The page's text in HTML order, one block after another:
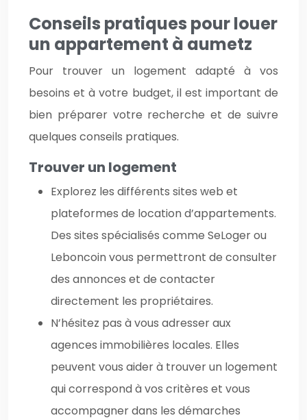
Conseils pratiques pour louer
un appartement à aumetz
Pour trouver un logement adapté à vos
besoins et à votre budget, il est important de
bien préparer votre recherche et de suivre
quelques conseils pratiques.
Trouver un logement
Explorez les différents sites web et
plateformes de location d’appartements.
Des sites spécialisés comme SeLoger ou
Leboncoin vous permettront de consulter
des annonces et de contacter
directement les propriétaires.
N’hésitez pas à vous adresser aux
agences immobilières locales. Elles
peuvent vous aider à trouver un logement
qui correspond à vos critères et vous
accompagner dans les démarches